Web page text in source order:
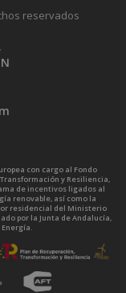
reservados
con cargo al Fondo
y Resiliencia,
de incentivos ligados al
renovable, así como la
residencial del Ministerio
por la Junta de Andalucía,